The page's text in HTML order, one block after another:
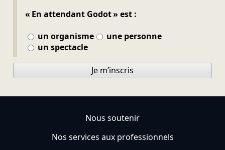
« En attendant Godot » est :
un organisme
une personne
un spectacle
Je m’inscris
Nous soutenir
Nos services aux professionnels